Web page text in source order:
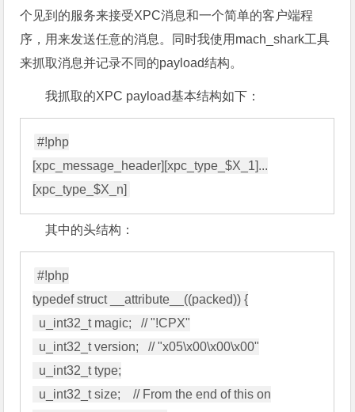
个见到的服务来接受XPC消息和一个简单的客户端程
序，用来发送任意的消息。同时我使用mach_shark工具
来抓取消息并记录不同的payload结构。
我抓取的XPC payload基本结构如下：
#!php
[xpc_message_header][xpc_type_$X_1]...
其中的头结构：
#!php
typedef struct __attribute__((packed)) {